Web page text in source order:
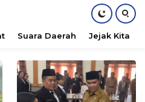
Suara Daerah Jejak Kita